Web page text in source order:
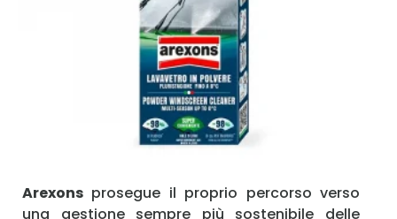
Accedi
Arexons prosegue il proprio percorso verso
una gestione sempre più sostenibile delle